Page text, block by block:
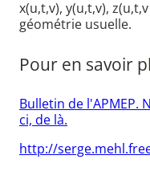
x(u,t,v), y(u,t,v),
géométrie usuelle.
Pour en savoir
Bulletin de l'APMEP.
ci, de là.
http://